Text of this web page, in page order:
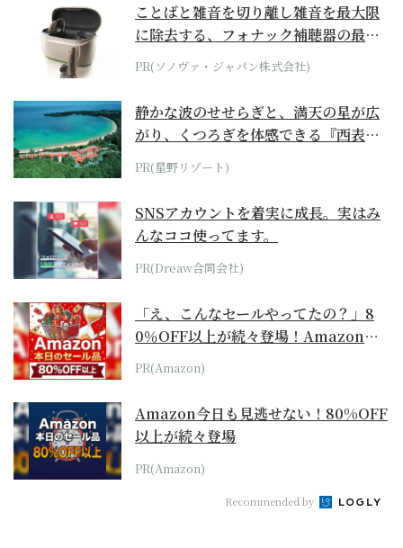
ことばと雑音を切り離し雑音を最大限
に除去する、フォナック補聴器の最上
位モデル
PR(ソノヴァ・ジャパン株式会社)
静かな波のせせらぎと、満天の星が広
がり、くつろぎを体感できる『西表島
ホテル by...
PR(星野リゾート)
SNSアカウントを着実に成長。実はみ
んなココ使ってます。
PR(Dreaw合同会社)
「え、こんなセールやってたの？」8
0％OFF以上が続々登場！Amazonの
本気が...
PR(Amazon)
Amazon今日も見逃せない！80%OFF
以上が続々登場
PR(Amazon)
Recommended by